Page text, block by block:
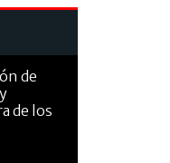
de
de los